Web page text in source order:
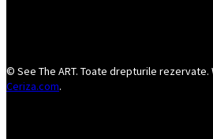
© See The ART. Toate drepturile
Ceriza.com.